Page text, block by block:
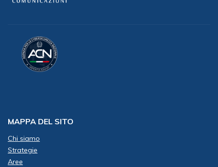
MAPPA DEL SITO
Chi siamo
Strategie
Aree